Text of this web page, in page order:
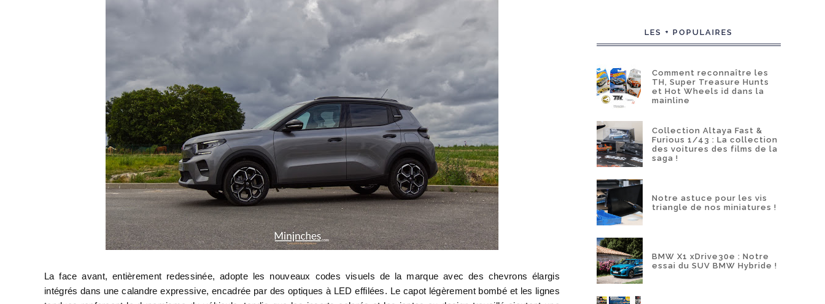
La face avant, entièrement redessinée, adopte les nouveaux codes visuels de la marque avec des chevrons élargis
intégrés dans une calandre expressive, encadrée par des optiques à LED effilées. Le capot légèrement bombé et les lignes
LES + POPULAIRES
Comment reconnaître les
TH, Super Treasure Hunts
et Hot Wheels id dans la
mainline
Collection Altaya Fast &
Furious 1/43 : La collection
des voitures des films de la
saga !
Notre astuce pour les vis
triangle de nos miniatures !
BMW X1 xDrive30e : Notre
essai du SUV BMW Hybride !